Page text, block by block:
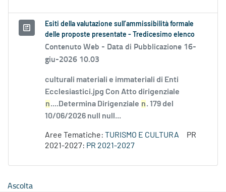
Esiti della valutazione sull’ammissibilità formale
delle proposte presentate - Tredicesimo elenco
Contenuto Web - Data di Pubblicazione 16-
giu-2026 10.03
culturali materiali e immateriali di Enti
Ecclesiastici.jpg Con Atto dirigenziale
n....Determina Dirigenziale n. 179 del
10/06/2026 null null...
Aree Tematiche: TURISMO E CULTURA
PR
2021-2027: PR 2021-2027
Ascolta